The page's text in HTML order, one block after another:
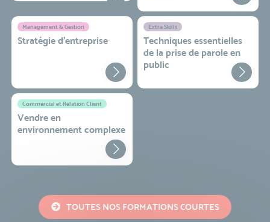
Management & Gestion
Stratégie d’entreprise
Extra Skills
Techniques essentielles
de la prise de parole en
public
Commercial et Relation Client
Vendre en
environnement complexe
TOUTES NOS FORMATIONS COURTES